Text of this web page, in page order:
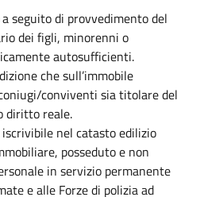
seguito di provvedimento del
dei figli, minorenni o
autosufficienti.
che sull’immobile
conviventi sia titolare del
diritto reale.
nel catasto edilizio
posseduto e non
in servizio permanente
e alle Forze di polizia ad